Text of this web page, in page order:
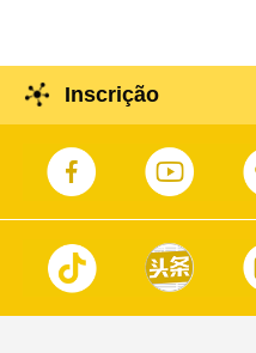
Inscrição